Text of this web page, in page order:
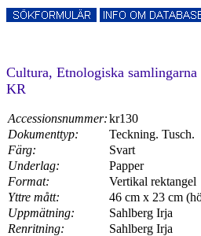
Cultura, Etnologiska samlingarna
KR
Accessionsnummer:kr130
Dokumenttyp:
Teckning. Tusch.
Färg:
Svart
Underlag:
Papper
Format:
Vertikal rektangel
Yttre mått:
46 cm x 23 cm
Uppmätning:
Sahlberg Irja
Renritning:
Sahlberg Irja